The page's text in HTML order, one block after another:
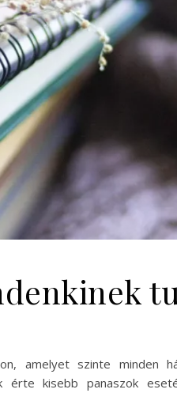
amelyet szinte minden
érte kisebb panaszok